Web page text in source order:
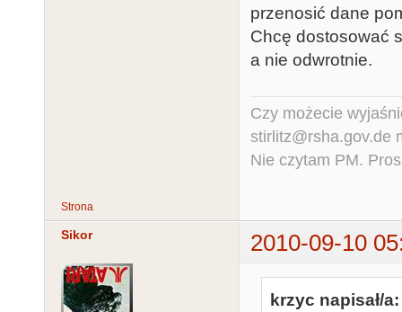
przenosić dane
Chcę dostosować
a nie odwrotnie.
Czy możecie
stirlitz@rsha.gov.de
Nie czytam PM.
Strona
Sikor 2010-09-10
krzyc napisał/a: